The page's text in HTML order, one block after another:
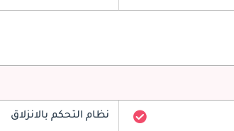
نظام التحكم بالانزلاق